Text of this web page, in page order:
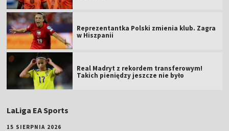
Reprezentantka Polski zmienia klub. Zagra
w Hiszpanii
Real Madryt z rekordem transferowym!
Takich pieniędzy jeszcze nie było
LaLiga EA Sports
15 SIERPNIA 2026